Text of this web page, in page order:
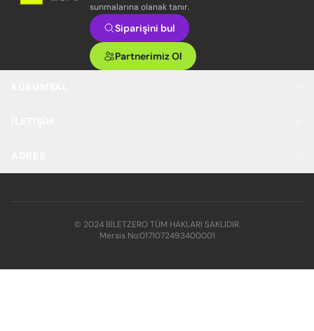
sunmalarına olanak tanır.
Siparişini bul
Partnerimiz Ol
© 2024 BİLETZERO TÜM HAKLARI SAKLIDIR.
Mersis No:0171072493400001